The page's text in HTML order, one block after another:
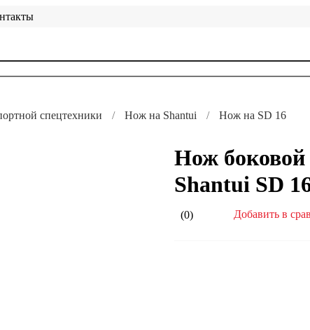
спецтехники Нож на Shantui Нож на SD 16
Нож боковой
Shantui SD
(0) Добавить в